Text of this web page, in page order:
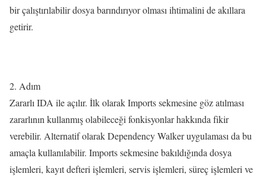
bir çalıştırılabilir dosya barındırıyor olması ihtimalini de akıllara
getirir.
2. Adım
Zararlı IDA ile açılır. İlk olarak Imports sekmesine göz atılması
zararlının kullanmış olabileceği fonkisyonlar hakkında fikir
verebilir. Alternatif olarak Dependency Walker uygulaması da bu
amaçla kullanılabilir. Imports sekmesine bakıldığında dosya
işlemleri, kayıt defteri işlemleri, servis işlemleri, süreç işlemleri ve